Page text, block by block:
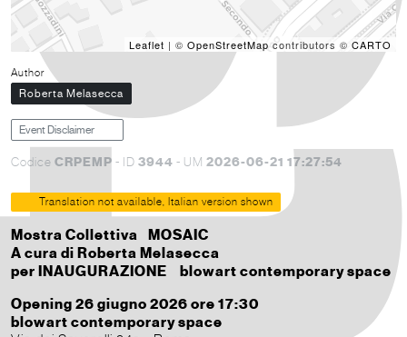
Leaflet | © OpenStreetMap contributors © CARTO
Author
Roberta Melasecca
Event Disclaimer
Codice CRPEMP - ID 3944 - UM 2026-06-21 17:27:54
Translation not available, Italian version shown
Mostra Collettiva MOSAIC
A cura di Roberta Melasecca
per INAUGURAZIONE blowart contemporary space
Opening 26 giugno 2026 ore 17:30
blowart contemporary space